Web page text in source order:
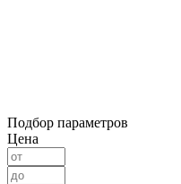
Подбор параметров
Цена